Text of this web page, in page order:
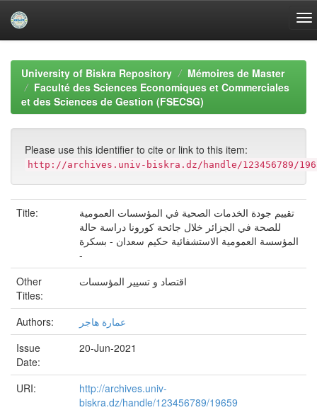
navigationUniversity of Biskra Repository
Mémoires de Master
Faculté des Sciences Economiques et Commerciales
et des Sciences de Gestion (FSECSG)
Please use this identifier to cite or link to this item:
http://archives.univ-biskra.dz/handle/123456789/
Title:
تقييم جودة الخدمات الصحية في المؤسسات العمومية
للصحة في الجزائر خلال جائحة كورونا دراسة حالة
المؤسسة العمومية الاستشفائية حكيم سعدان - بسكرة
-
Other
Titles:
اقتصاد و تسيير المؤسسات
Authors:
عمارة هاجر
Issue
Date:
20-Jun-2021
URI:
http://archives.univ-
biskra.dz/handle/123456789/19659